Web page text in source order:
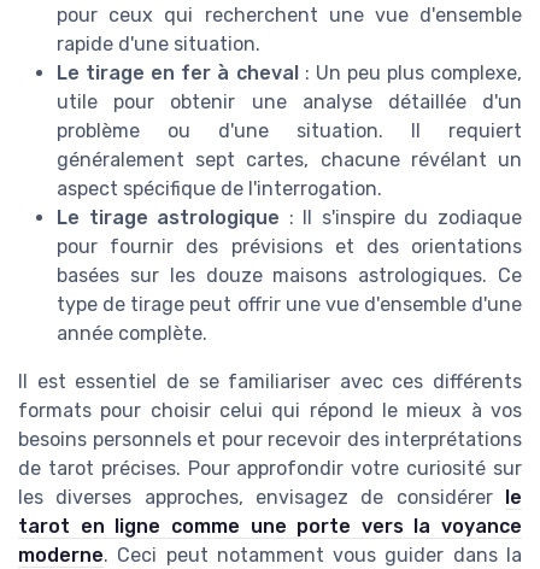
pour ceux qui recherchent une vue d'ensemble
rapide d'une situation.
Le tirage en fer à cheval : Un peu plus complexe,
utile pour obtenir une analyse détaillée d'un
problème ou d'une situation. Il requiert
généralement sept cartes, chacune révélant un
aspect spécifique de l'interrogation.
Le tirage astrologique : Il s'inspire du zodiaque
pour fournir des prévisions et des orientations
basées sur les douze maisons astrologiques. Ce
type de tirage peut offrir une vue d'ensemble d'une
année complète.
Il est essentiel de se familiariser avec ces différents
formats pour choisir celui qui répond le mieux à vos
besoins personnels et pour recevoir des interprétations
de tarot précises. Pour approfondir votre curiosité sur
les diverses approches, envisagez de considérer
le
tarot en ligne comme une porte vers la voyance
moderne. Ceci peut notamment vous guider dans la